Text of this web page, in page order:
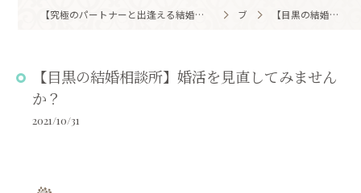
【究極のパートナーと出逢える結婚相談所】目黒区・品川区で結婚相談所ならアノー・ド・マリアージュ 目黒婚活サロン ブログ 【目黒の結婚相談所】婚活を見直してみませんか？
【目黒の結婚相談所】婚活を見直してみません
か？
2021/10/31